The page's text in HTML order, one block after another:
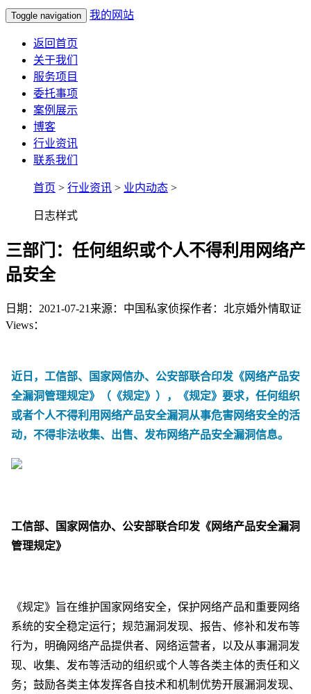
Toggle navigation 我的网站
返回首页
关于我们
服务项目
委托事项
案例展示
博客
行业资讯
联系我们
首页 > 行业资讯 > 业内动态 >
日志样式
三部门：任何组织或个人不得利用网络产
品安全
日期：2021-07-21 来源：中国私家侦探作者：北京婚外情取证
Views：
近日，工信部、国家网信办、公安部联合印发《网络产品安
全漏洞管理规定》（《规定》），《规定》要求，任何组织
或者个人不得利用网络产品安全漏洞从事危害网络安全的活
动，不得非法收集、出售、发布网络产品安全漏洞信息。
工信部、国家网信办、公安部联合印发《网络产品安全漏洞
管理规定》
《规定》旨在维护国家网络安全，保护网络产品和重要网络
系统的安全稳定运行；规范漏洞发现、报告、修补和发布等
行为，明确网络产品提供者、网络运营者，以及从事漏洞发
现、收集、发布等活动的组织或个人等各类主体的责任和义
务；鼓励各类主体发挥各自技术和机制优势开展漏洞发现、